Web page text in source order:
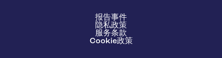
报告事件
隐私政策
服务条款
Cookie政策